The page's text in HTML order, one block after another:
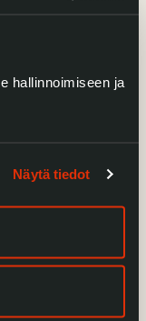
hallinnoimiseen ja
Näytä tiedot
suurella
tyypillisiä.
taiteilijoilta
kuvasi
Oppineita
Monogrammisti